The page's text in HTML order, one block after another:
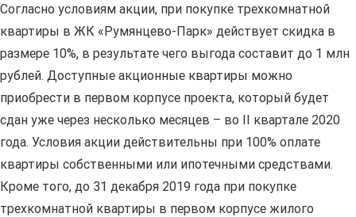
Согласно условиям акции, при покупке трехкомнатной
квартиры в ЖК «Румянцево-Парк» действует скидка в
размере 10%, в результате чего выгода составит до 1 млн
рублей. Доступные акционные квартиры можно
приобрести в первом корпусе проекта, который будет
сдан уже через несколько месяцев – во II квартале 2020
года. Условия акции действительны при 100% оплате
квартиры собственными или ипотечными средствами.
Кроме того, до 31 декабря 2019 года при покупке
трехкомнатной квартиры в первом корпусе жилого